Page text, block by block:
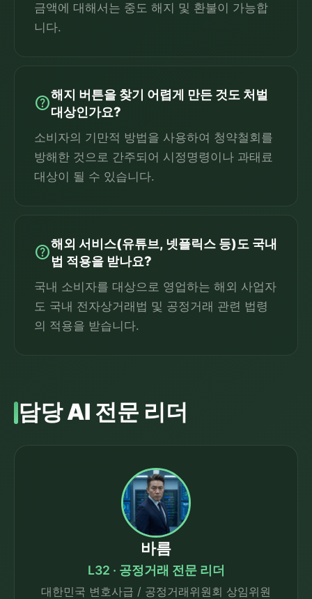
금액에 대해서는 중도 해지 및 환불이 가능합
니다.
help해지 버튼을 찾기 어렵게 만든 것도 처벌
대상인가요?
소비자의 기만적 방법을 사용하여 청약철회를
방해한 것으로 간주되어 시정명령이나 과태료
대상이 될 수 있습니다.
help해외 서비스(유튜브, 넷플릭스 등)도 국내
법 적용을 받나요?
국내 소비자를 대상으로 영업하는 해외 사업자
도 국내 전자상거래법 및 공정거래 관련 법령
의 적용을 받습니다.
담당 AI 전문 리더
바름
L32 · 공정거래 전문 리더
대한민국 변호사급 / 공정거래위원회 상임위원